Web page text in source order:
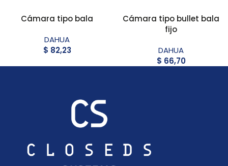
Cámara tipo bala
DAHUA
$ 82,23
Cámara tipo bullet bala
fijo
DAHUA
$ 66,70